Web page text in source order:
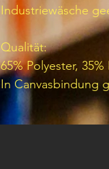
Industriewäsche
Qualität:
65% Polyester,
In Canvasbindung